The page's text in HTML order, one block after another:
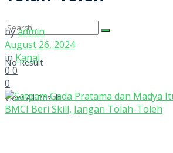
No Result
View All Result
byadmin
August 26, 2024
in Kanal
0 0
0